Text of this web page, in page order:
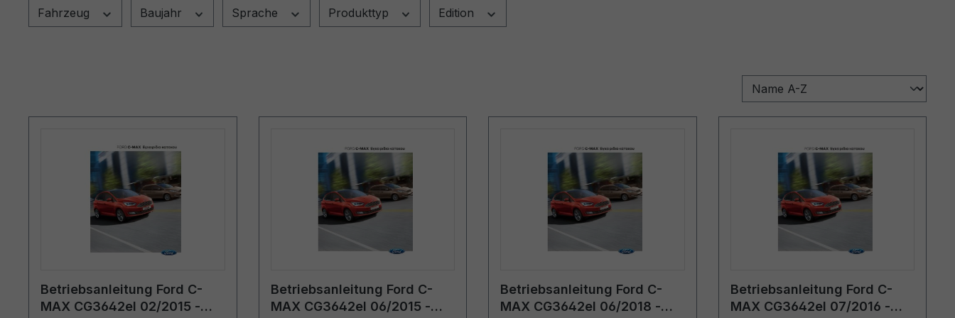
Fahrzeug Baujahr Sprache Produkttyp Edition
Betriebsanleitung Ford C-
MAX CG3642el 02/2015 -
Betriebsanleitung Ford C-
MAX CG3642el 06/2015 -
Betriebsanleitung Ford C-
MAX CG3642el 06/2018 -
Betriebsanleitung Ford C-
MAX CG3642el 07/2016 -